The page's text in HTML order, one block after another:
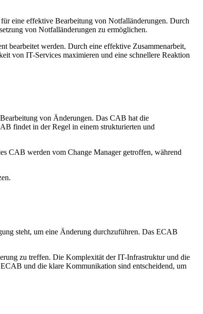
eine effektive Bearbeitung von Notfalländerungen. Durch
von Notfalländerungen zu ermöglichen.
bearbeitet werden. Durch eine effektive Zusammenarbeit,
von IT-Services maximieren und eine schnellere Reaktion
von Änderungen. Das CAB hat die
findet in der Regel in einem strukturierten und
CAB werden vom Change Manager getroffen, während
steht, um eine Änderung durchzuführen. Das ECAB
zu treffen. Die Komplexität der IT-Infrastruktur und die
und die klare Kommunikation sind entscheidend, um